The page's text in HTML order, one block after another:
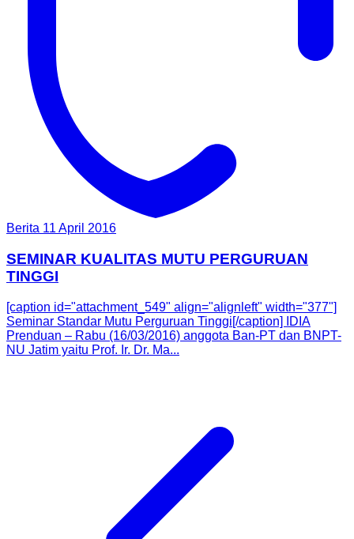
Berita 11 April 2016
SEMINAR KUALITAS MUTU PERGURUAN
TINGGI
[caption id="attachment_549" align="alignleft" width="377"]
Seminar Standar Mutu Perguruan Tinggi[/caption] IDIA
Prenduan – Rabu (16/03/2016) anggota Ban-PT dan BNPT-
NU Jatim yaitu Prof. Ir. Dr. Ma...